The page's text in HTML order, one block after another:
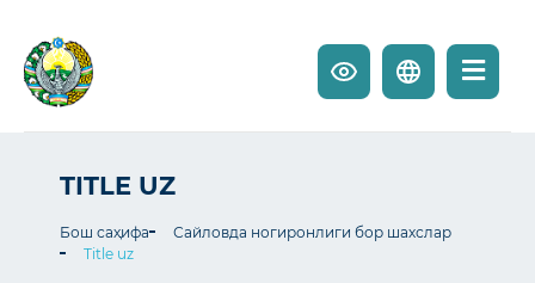
TITLE UZ
Бош саҳифа
Сайловда ногиронлиги бор шахслар
Title uz